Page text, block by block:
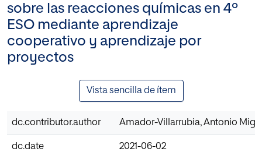
sobre las reacciones químicas en 4º
ESO mediante aprendizaje
cooperativo y aprendizaje por
proyectos
Vista sencilla de ítem
dc.contributor.author Amador-Villarrubia, Antonio
dc.date 2021-06-02